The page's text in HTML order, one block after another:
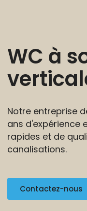
WC à
Notre entreprise
ans d'expérience
rapides et de
canalisations.
Contactez-nous